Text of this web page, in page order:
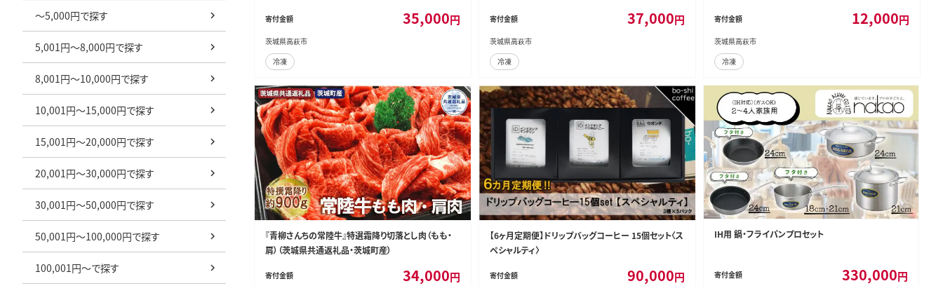
～5,000円で探す
5,001円～8,000円で探す
8,001円～10,000円で探す
10,001円～15,000円で探す
15,001円～20,000円で探す
20,001円～30,000円で探す
30,001円～50,000円で探す
50,001円～100,000円で探す
100,001円～で探す
寄付金額 35,000円
茨城県高萩市
冷凍
寄付金額 37,000円
茨城県高萩市
冷凍
寄付金額 12,000円
茨城県高萩市
冷凍
『青柳さんちの常陸牛』特選霜降り切落とし肉（もも・
肩）（茨城県共通返礼品・茨城町産）
寄付金額 34,000円
【6ヶ月定期便】ドリップバッグコーヒー 15個セット〈ス
ペシャルティ〉
寄付金額 90,000円
IH用 鍋・フライパンプロセット
寄付金額 330,000円